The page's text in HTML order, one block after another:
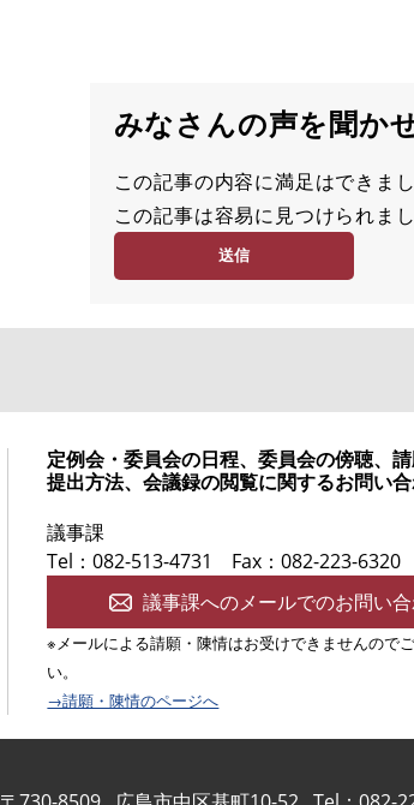
みなさんの声を聞か
満
足
この記事の内容に満足はできま
容
度
この記事は容易に見つけられま
定例会・委員会の日程、委員会の傍聴、
提出方法、会議録の閲覧に関するお問い
議事課
Tel：082-513-4731
Fax：082-223-6320
議事課へのメールでのお問い
※メールによる請願・陳情はお受けできませんので
い。
→請願・陳情のページへ